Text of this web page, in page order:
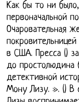
Как бы то ни
первоначальной
Очаровательная
в США. Пресса ()
до простолюдина
детективной
Мону Лизу. ». () В